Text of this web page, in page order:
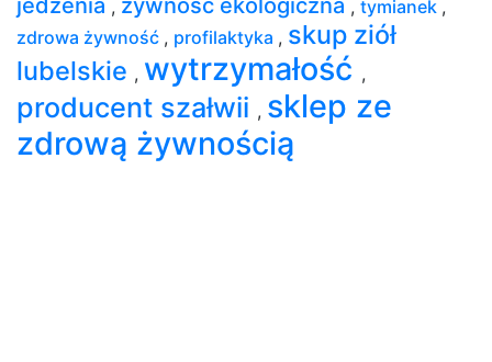
, , tymianek ,
zdrowa żywność , profilaktyka , skup ziół
lubelskie , wytrzymałość ,
producent szałwii , sklep ze
zdrową żywnością